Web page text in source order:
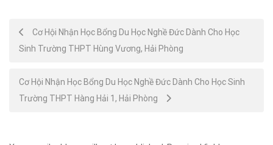
Post
navigation
Cơ Hội Nhận Học Bổng Du Học Nghề Đức Dành Cho Học
Sinh Trường THPT Hùng Vương, Hải Phòng
Cơ Hội Nhận Học Bổng Du Học Nghề Đức Dành Cho Học Sinh
Trường THPT Hàng Hải 1, Hải Phòng